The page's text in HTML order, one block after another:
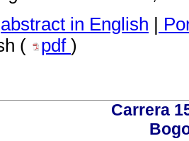
abstract in English |
(
pdf )
Carrera